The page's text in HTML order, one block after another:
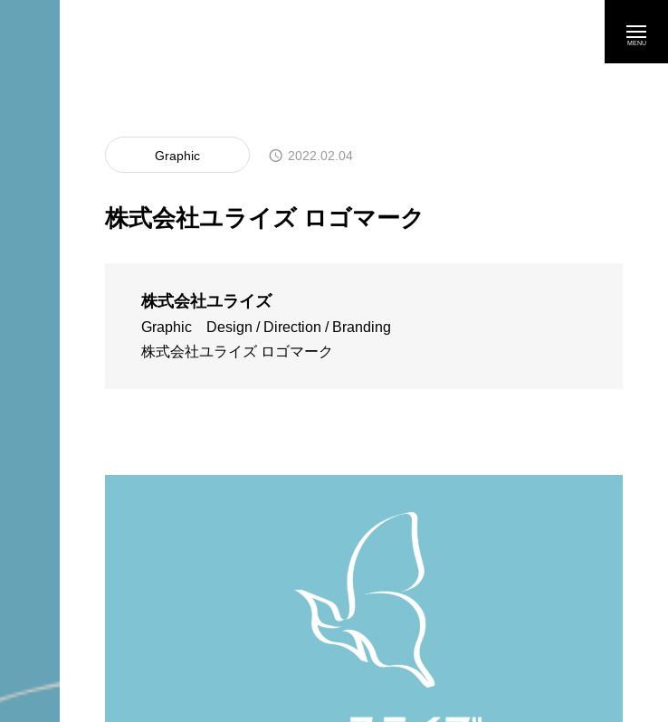
Graphic 2022.02.04
株式会社ユライズ ロゴマーク
株式会社ユライズ
Graphic
Design / Direction / Branding
株式会社ユライズ ロゴマーク